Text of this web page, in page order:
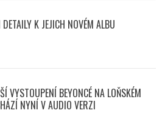
K JEJICH NOVÉM ALBU
VYSTOUPENÍ BEYONCÉ NA LOŇSKÉM
NYNÍ V AUDIO VERZI